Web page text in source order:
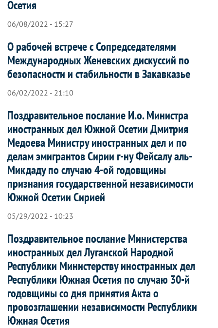
Осетия
06/08/2022 - 15:27
О рабочей встрече с Сопредседателями
Международных Женевских дискуссий по
безопасности и стабильности в Закавказье
06/02/2022 - 21:10
Поздравительное послание И.о. Министра
иностранных дел Южной Осетии Дмитрия
Медоева Министру иностранных дел и по
делам эмигрантов Сирии г-ну Фейсалу аль-
Микдаду по случаю 4-ой годовщины
признания государственной независимости
Южной Осетии Сирией
05/29/2022 - 10:23
Поздравительное послание Министерства
иностранных дел Луганской Народной
Республики Министерству иностранных дел
Республики Южная Осетия по случаю 30-й
годовщины со дня принятия Акта о
провозглашении независимости Республики
Южная Осетия